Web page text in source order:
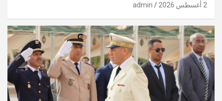
2 أغسطس 2026 admin